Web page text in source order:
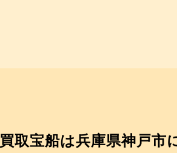
買取宝船は兵庫県神戸市